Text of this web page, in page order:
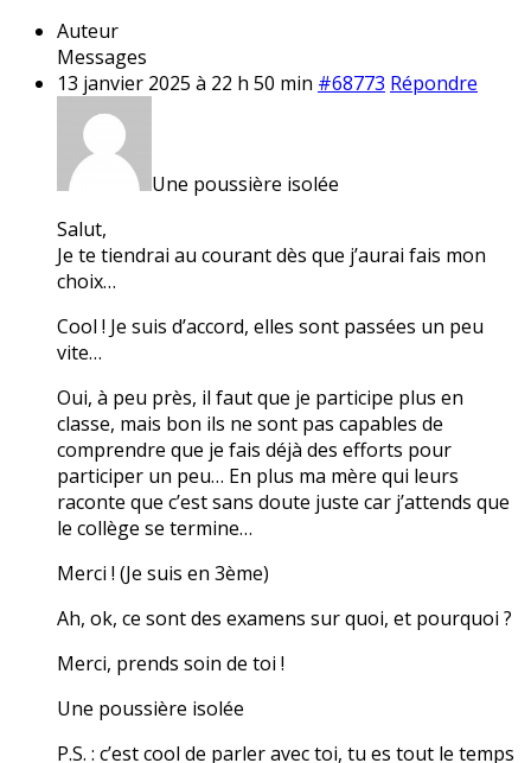
Auteur
Messages
13 janvier 2025 à 22 h 50 min #68773 Répondre
Une poussière isolée
Salut,
Je te tiendrai au courant dès que j’aurai fais mon
choix…
Cool ! Je suis d’accord, elles sont passées un peu
vite…
Oui, à peu près, il faut que je participe plus en
classe, mais bon ils ne sont pas capables de
comprendre que je fais déjà des efforts pour
participer un peu… En plus ma mère qui leurs
raconte que c’est sans doute juste car j’attends que
le collège se termine…
Merci ! (Je suis en 3ème)
Ah, ok, ce sont des examens sur quoi, et pourquoi ?
Merci, prends soin de toi !
Une poussière isolée
P.S. : c’est cool de parler avec toi, tu es tout le temps